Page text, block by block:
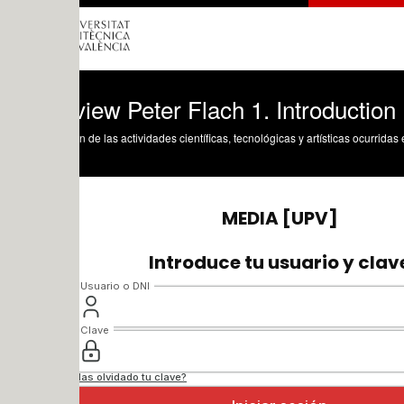
Peter Flach 1. Introduction
de las actividades científicas, tecnológicas y artísticas ocurridas en los tres